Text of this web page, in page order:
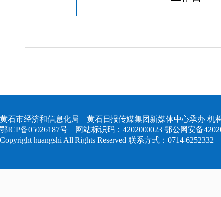
黄石市经济和信息化局 黄石日报传媒集团新媒体中心承办 机
鄂ICP备05026187号 网站标识码：4202000023 鄂公网安备
Copyright huangshi All Rights Reserved 联系方式：0714-6252332